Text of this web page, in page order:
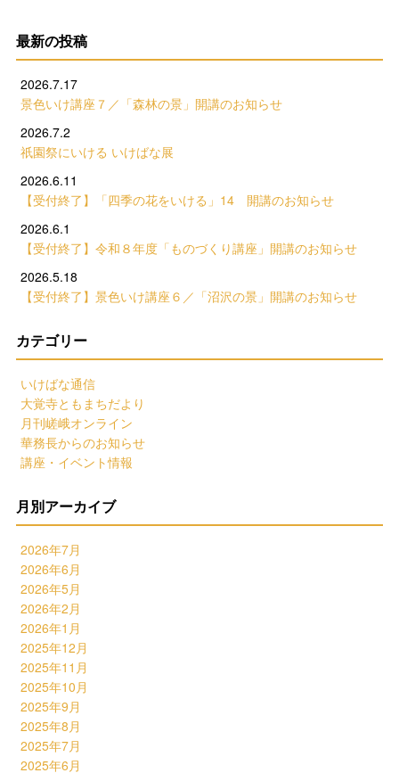
最新の投稿
2026.7.17
景色いけ講座７／「森林の景」開講のお知らせ
2026.7.2
祇園祭にいける いけばな展
2026.6.11
【受付終了】「四季の花をいける」14 開講のお知らせ
2026.6.1
【受付終了】令和８年度「ものづくり講座」開講のお知らせ
2026.5.18
【受付終了】景色いけ講座６／「沼沢の景」開講のお知らせ
カテゴリー
いけばな通信
大覚寺ともまちだより
月刊嵯峨オンライン
華務長からのお知らせ
講座・イベント情報
月別アーカイブ
2026年7月
2026年6月
2026年5月
2026年2月
2026年1月
2025年12月
2025年11月
2025年10月
2025年9月
2025年8月
2025年7月
2025年6月